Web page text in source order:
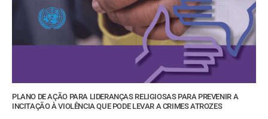
PLANO DE AÇÃO PARA LIDERANÇAS RELIGIOSAS PARA PREVENIR A
INCITAÇÃO À VIOLÊNCIA QUE PODE LEVAR A CRIMES ATROZES